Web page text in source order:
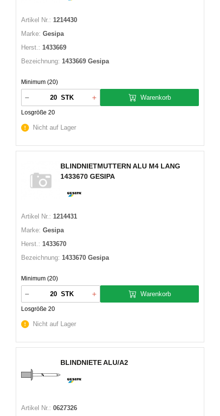
Artikel Nr.: 1214430
Marke: Gesipa
Herst.: 1433669
Bezeichnung: 1433669 Gesipa
Minimum (20)
STK
Losgröße 20
Warenkorb
Nicht auf Lager
BLINDNIETMUTTERN ALU M4 LANG
1433670 GESIPA
Artikel Nr.: 1214431
Marke: Gesipa
Herst.: 1433670
Bezeichnung: 1433670 Gesipa
Minimum (20)
STK
Losgröße 20
Warenkorb
Nicht auf Lager
BLINDNIETE ALU/A2
Artikel Nr.: 0627326